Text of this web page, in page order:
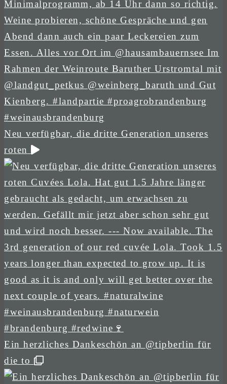
Neu verfügbar, die dritte Generation unseres
roten
Ein herzliches Dankeschön an @tipberlin für
die to